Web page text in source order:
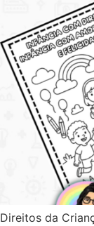
Direitos da